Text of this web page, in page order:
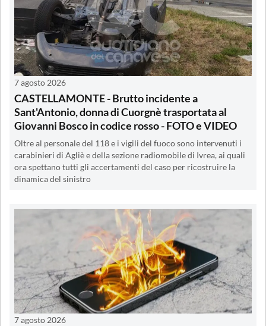
7 agosto 2026
CASTELLAMONTE - Brutto incidente a
Sant'Antonio, donna di Cuorgnè trasportata al
Giovanni Bosco in codice rosso - FOTO e VIDEO
Oltre al personale del 118 e i vigili del fuoco sono intervenuti i
carabinieri di Agliè e della sezione radiomobile di Ivrea, ai quali
ora spettano tutti gli accertamenti del caso per ricostruire la
dinamica del sinistro
7 agosto 2026